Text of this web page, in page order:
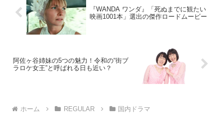
『WANDA ワンダ』「死ぬまでに観たい
映画1001本」選出の傑作ロードムービー
阿佐ヶ谷姉妹の5つの魅力！令和の“街ブ
ラロケ女王”と呼ばれる日も近い？
ホーム REGULAR 国内ドラマ